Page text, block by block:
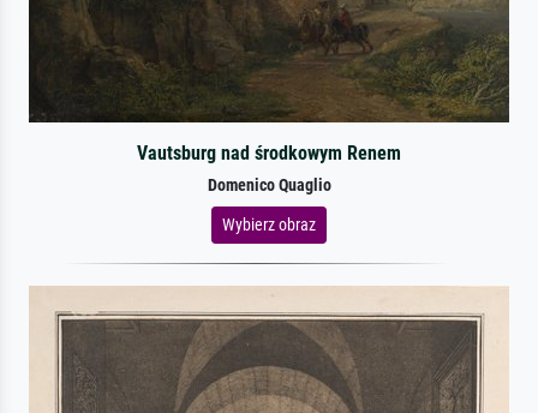
Vautsburg nad środkowym Renem
Domenico Quaglio
Wybierz obraz